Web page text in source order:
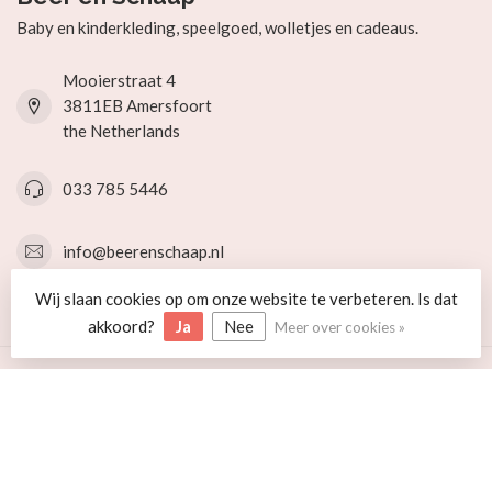
Baby en kinderkleding, speelgoed, wolletjes en cadeaus.
Mooierstraat 4
3811EB Amersfoort
the Netherlands
033 785 5446
info@beerenschaap.nl
Categorieën
Informatie
Wij slaan cookies op om onze website te verbeteren. Is dat
akkoord?
Ja Nee Meer over cookies »